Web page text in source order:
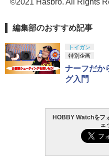
©2021 Hasbro. All Rights
編集部のおすすめ記事
トイガン
特別企画
ナーフだか
グ入門
HOBBY Watchをフ
ェ